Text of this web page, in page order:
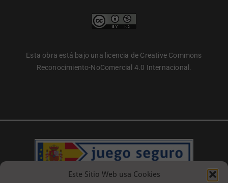
Este Sitio Web usa Cookies
Esta obra está bajo una licencia de Creative Commons
Reconocimiento-NoComercial 4.0 Internacional.